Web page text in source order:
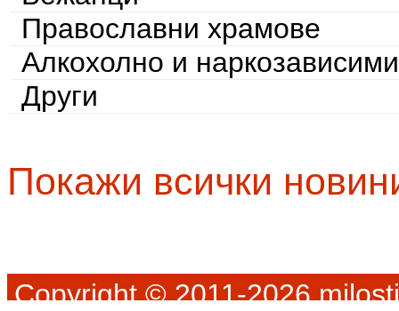
Православни храмове
Алкохолно и наркозависими
Други
Покажи всички
Copyright © 2011-2026